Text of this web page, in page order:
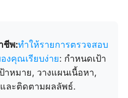
ชีพ:ทำให้รายการตรวจสอบ
งคุณเรียบง่าย: กำหนดเป้า
หมาย, วางแผนเนื้อหา,
ละติดตามผลลัพธ์.